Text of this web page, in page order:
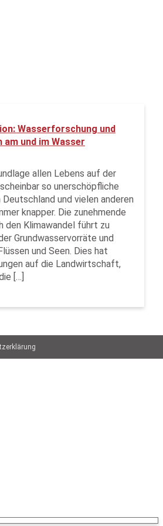
Wasserforschung und
und im Wasser
allen Lebens auf der
so unerschöpfliche
und vielen anderen
knapper. Die zunehmende
den Klimawandel führt zu
Grundwasservorräte und
und Seen. Dies hat
auf die Landwirtschaft,
[…]